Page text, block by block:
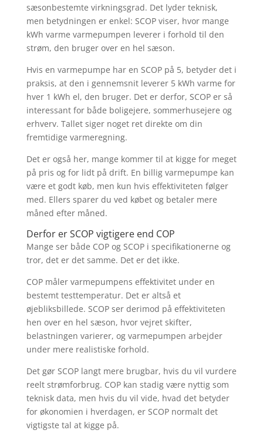
sæsonbestemte virkningsgrad. Det lyder teknisk,
men betydningen er enkel: SCOP viser, hvor mange
kWh varme varmepumpen leverer i forhold til den
strøm, den bruger over en hel sæson.
Hvis en varmepumpe har en SCOP på 5, betyder det i
praksis, at den i gennemsnit leverer 5 kWh varme for
hver 1 kWh el, den bruger. Det er derfor, SCOP er så
interessant for både boligejere, sommerhusejere og
erhverv. Tallet siger noget ret direkte om din
fremtidige varmeregning.
Det er også her, mange kommer til at kigge for meget
på pris og for lidt på drift. En billig varmepumpe kan
være et godt køb, men kun hvis effektiviteten følger
med. Ellers sparer du ved købet og betaler mere
måned efter måned.
Derfor er SCOP vigtigere end COP
Mange ser både COP og SCOP i specifikationerne og
tror, det er det samme. Det er det ikke.
COP måler varmepumpens effektivitet under en
bestemt testtemperatur. Det er altså et
øjebliksbillede. SCOP ser derimod på effektiviteten
hen over en hel sæson, hvor vejret skifter,
belastningen varierer, og varmepumpen arbejder
under mere realistiske forhold.
Det gør SCOP langt mere brugbar, hvis du vil vurdere
reelt strømforbrug. COP kan stadig være nyttig som
teknisk data, men hvis du vil vide, hvad det betyder
for økonomien i hverdagen, er SCOP normalt det
vigtigste tal at kigge på.